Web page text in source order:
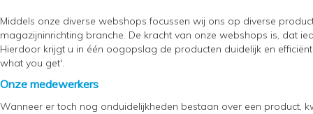
Middels onze diverse webshops focussen wij ons op diverse
magazijninrichting branche. De kracht van onze webshops is, dat
Hierdoor krijgt u in één oogopslag de producten duidelijk en
what you get'.
Onze medewerkers
Wanneer er toch nog onduidelijkheden bestaan over een product,